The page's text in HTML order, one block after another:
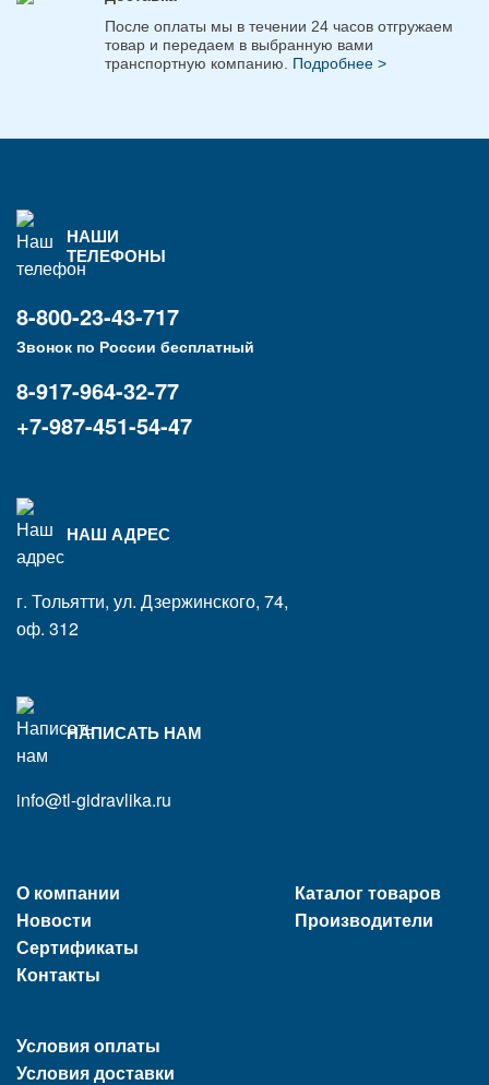
После оплаты мы в течении 24 часов отгружаем
товар и передаем в выбранную вами
транспортную компанию. Подробнее >
НАШИ
ТЕЛЕФОНЫ
8-800-23-43-717
Звонок по России бесплатный
8-917-964-32-77
+7-987-451-54-47
НАШ АДРЕС
г. Тольятти, ул. Дзержинского, 74,
оф. 312
НАПИСАТЬ НАМ
info@tl-gidravlika.ru
О компании
Новости
Сертификаты
Контакты
Условия оплаты
Условия доставки
Каталог товаров
Производители